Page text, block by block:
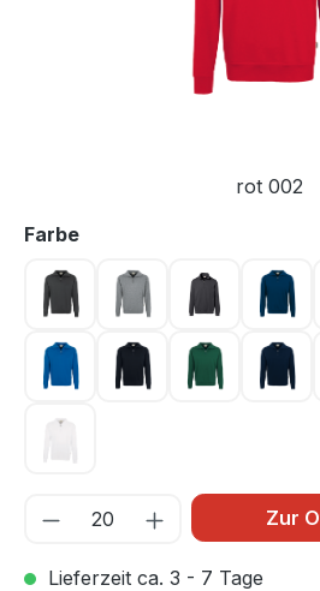
rot 002
Farbeauswählen
anthrazit 028grau meliert 015
karbongrau
royalblau 010schwarz 005tanne 072tinte
weiß 001
Zur
Lieferzeit ca. 3 - 7 Tage